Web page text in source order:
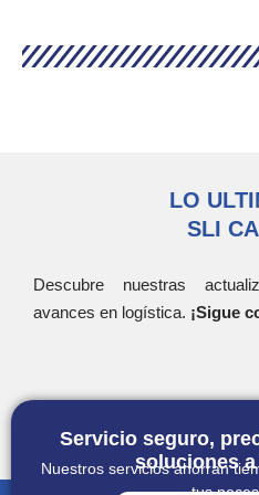
LO
SLI
Descubre nuestras
avances en logística. ¡Sigue
Servicio seguro,
soluciones
Nuestros servicios ahorran